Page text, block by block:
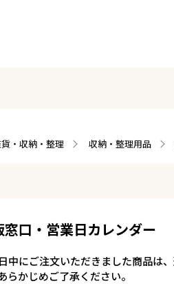
・収納・整理 収納・整理用品
窓口・営業日カレンダー
中にご注文いただきました商品は
らかじめご了承ください。